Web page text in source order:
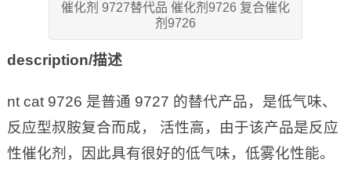
催化剂 9727替代品 催化剂9726 复合催化
剂9726
description/描述
nt cat 9726 是普通 9727 的替代产品，是低气味、
反应型叔胺复合而成， 活性高，由于该产品是反应
性催化剂，因此具有很好的低气味，低雾化性能。